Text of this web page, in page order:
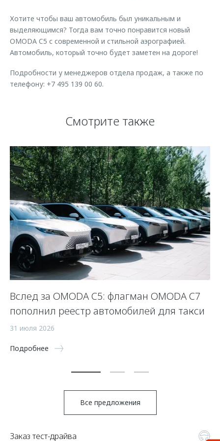
Кредитный калькулятор
Аксессуары
Одежда и сувениры
Оригинальные аксессуары
Запчасти
O&J Автоклуб
Клуб владельцев OMODA
Аксессуары
Обратная связь
Хотите чтобы ваш автомобиль был уникальным и
выделяющимся? Тогда вам точно понравится новый
OMODA C5 с современной и стильной аэрографией.
Автомобиль, который точно будет заметен на дороге!
Подробности у менеджеров отдела продаж, а также по
телефону: +7 495 139 00 60.
Смотрите также
Вслед за OMODA C5: флагман OMODA C7
пополнил реестр автомобилей для такси
31 июля 2026
Подробнее
Все предложения
Заказ тест-драйва